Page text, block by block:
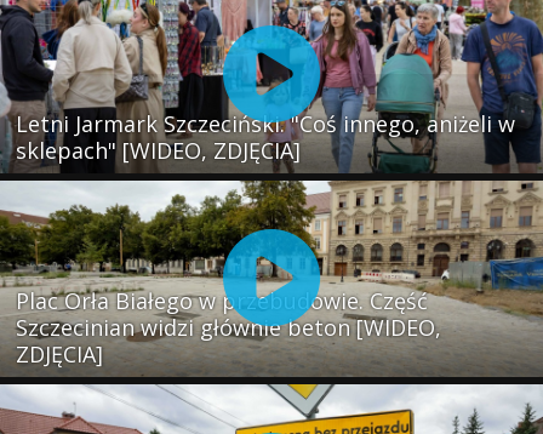
Letni Jarmark Szczeciński. "Coś innego, aniżeli w
sklepach" [WIDEO, ZDJĘCIA]
Plac Orła Białego w przebudowie. Część
Szczecinian widzi głównie beton [WIDEO,
ZDJĘCIA]